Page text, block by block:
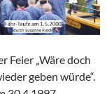
Feier „Wäre doch
geben würde“.